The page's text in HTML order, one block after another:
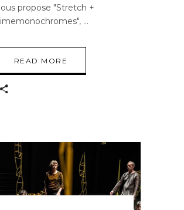
propose "Stretch +
READ MORE